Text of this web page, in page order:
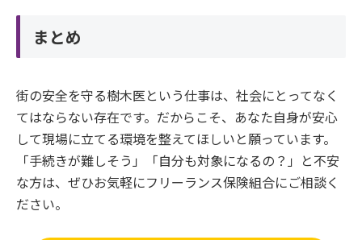
まとめ
街の安全を守る樹木医という仕事は、社会にとってなく
てはならない存在です。だからこそ、あなた自身が安心
して現場に立てる環境を整えてほしいと願っています。
「手続きが難しそう」「自分も対象になるの？」と不安
な方は、ぜひお気軽にフリーランス保険組合にご相談く
ださい。